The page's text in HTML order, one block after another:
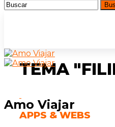
Amo Viajar
TEMA
APPS & WEBS